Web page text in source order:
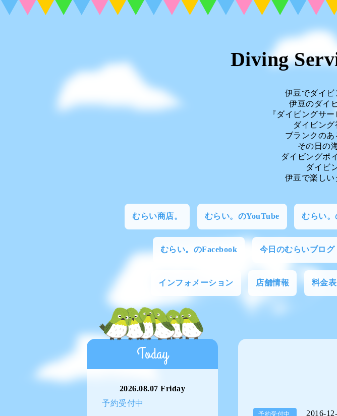
Diving
伊豆でダイビ
伊豆のダイ
『ダイビングサ
ダイビン
ブランクのあ
その日の
ダイビングポ
ダイビ
伊豆で楽しい
むらい商店。 むらい。のYouTube むらい
むらい。のFacebook 今日のむらいブログ
インフォメーション 店舗情報 料金表
予約受付中 2016-
Today
2026.08.07 Friday
予約受付中